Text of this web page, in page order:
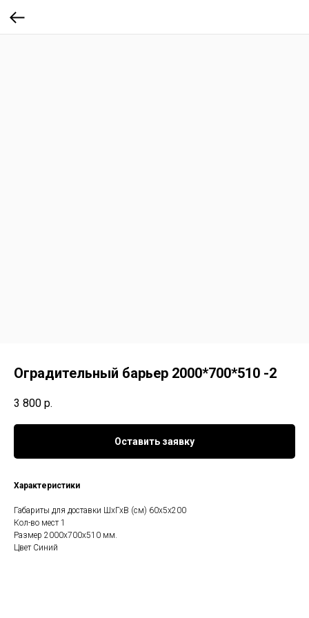
Оградительный барьер 2000*700*510 -2
3 800 р.
Оставить заявку
Характеристики
Габариты для доставки ШхГхВ (см) 60х5х200
Кол-во мест 1
Размер 2000х700х510 мм.
Цвет Синий